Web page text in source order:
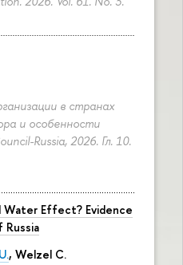
в странах
и особенности
Russia, 2026. Гл. 10.
Water Effect? Evidence
, Welzel C.